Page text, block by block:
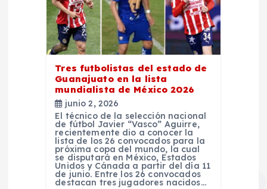
Tres futbolistas del estado de
Guanajuato en la lista
mundialista de México 2026
junio 2, 2026
El técnico de la selección nacional
de fútbol Javier “Vasco” Aguirre,
recientemente dio a conocer la
lista de los 26 convocados para la
próxima copa del mundo, la cual
se disputará en México, Estados
Unidos y Cánada a partir del día 11
de junio. Entre los 26 convocados
destacan tres jugadores nacidos…